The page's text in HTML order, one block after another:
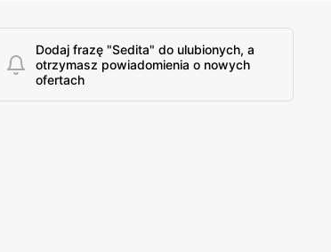
Dodaj frazę "Sedita" do ulubionych, a
otrzymasz powiadomienia o nowych
ofertach